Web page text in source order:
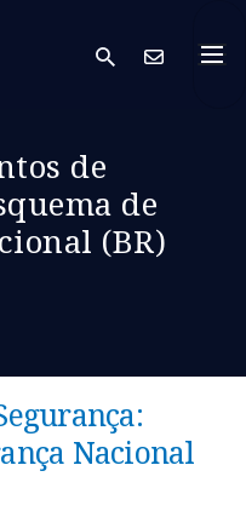
search
de
de
(BR)
Nacional